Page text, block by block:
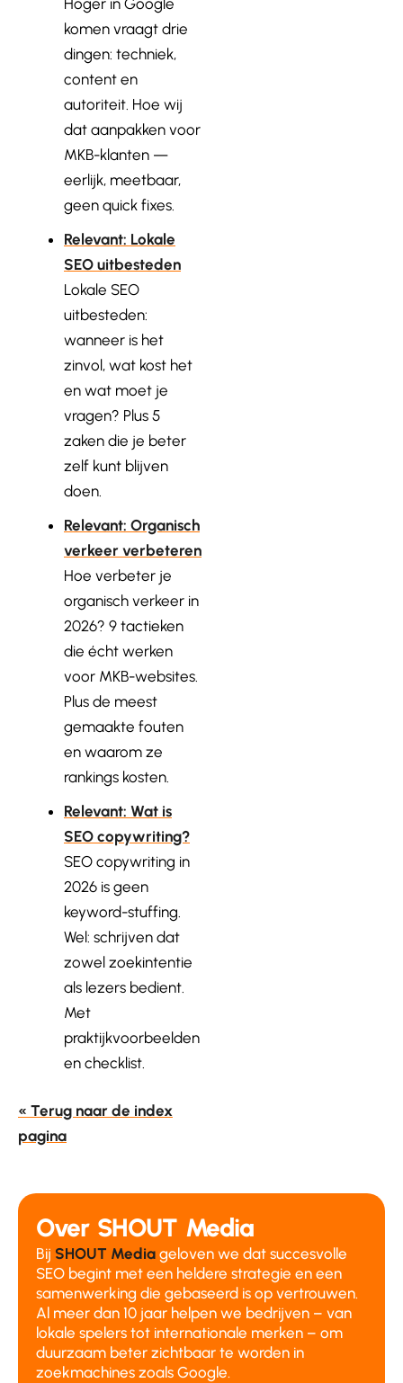
komen vraagt drie
dingen: techniek,
content en
autoriteit. Hoe wij
dat aanpakken voor
MKB-klanten —
eerlijk, meetbaar,
geen quick fixes.
Relevant: Lokale
SEO uitbesteden
Lokale SEO
uitbesteden:
wanneer is het
zinvol, wat kost het
en wat moet je
vragen? Plus 5
zaken die je beter
zelf kunt blijven
doen.
Relevant: Organisch
verkeer verbeteren
Hoe verbeter je
organisch verkeer in
2026? 9 tactieken
die écht werken
voor MKB-websites.
Plus de meest
gemaakte fouten
en waarom ze
rankings kosten.
Relevant: Wat is
SEO copywriting?
SEO copywriting in
2026 is geen
keyword-stuffing.
Wel: schrijven dat
zowel zoekintentie
als lezers bedient.
Met
praktijkvoorbeelden
en checklist.
« Terug naar de index
pagina
Over SHOUT Media
Bij SHOUT Media geloven we dat succesvolle
SEO begint met een heldere strategie en een
samenwerking die gebaseerd is op vertrouwen.
Al meer dan 10 jaar helpen we bedrijven – van
lokale spelers tot internationale merken – om
duurzaam beter zichtbaar te worden in
zoekmachines zoals Google.